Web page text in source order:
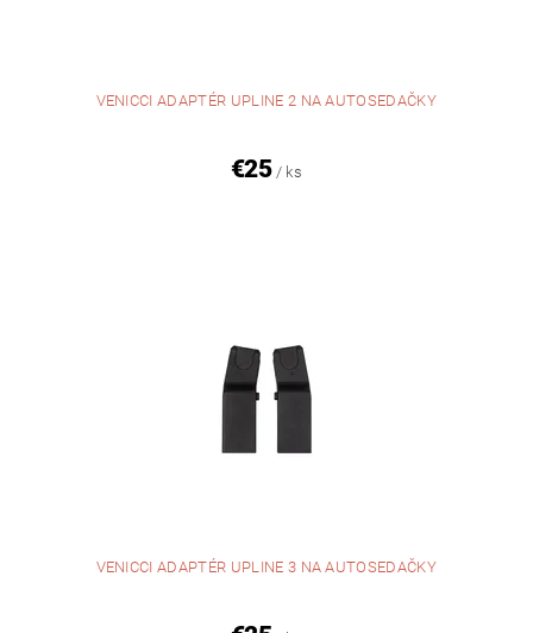
VENICCI ADAPTÉR UPLINE 2 NA AUTOSEDAČKY
€25 / ks
VENICCI ADAPTÉR UPLINE 3 NA AUTOSEDAČKY